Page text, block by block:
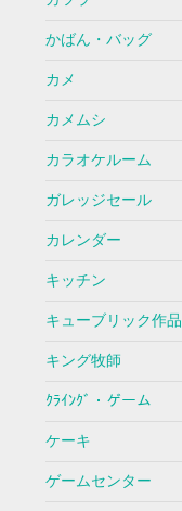
かばん・バッグ
カメ
カメムシ
カラオケルーム
ガレッジセール
カレンダー
キッチン
キューブリック作品
キング牧師
ｸﾗｲﾝｸﾞ・ゲーム
ケーキ
ゲームセンター